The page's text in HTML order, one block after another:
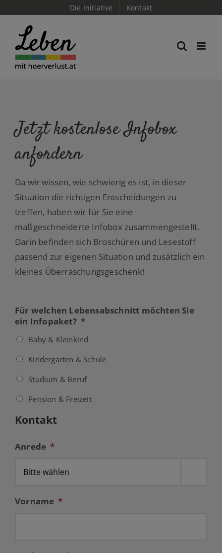
content
Die Initiative Kontakt
Jetzt kostenlose Infobox
anfordern
Da wir wissen, wie schwierig es ist, in dieser
Situation die richtigen Entscheidungen zu
treffen, haben wir für Sie eine
maßgeschneiderte Infobox zusammengestellt.
Darin befinden sich Broschüren und Lesestoff
passend zur eigenen Situation und zusätzlich ein
kleines Überraschungsgeschenk!
Für welchen Lebensabschnitt möchten Sie
ein Infopaket? *
Baby & Kleinkind
Kindergarten & Schule
Studium & Beruf
Pension & Freizeit
Kontakt
Anrede *
Vorname *